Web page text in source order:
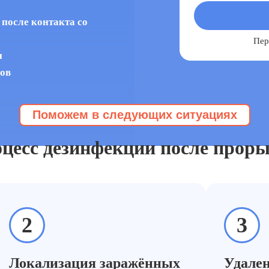
контакта со
Поможем в следующих ситуациях
дезинфекции после
2
Локализация заражённых
3